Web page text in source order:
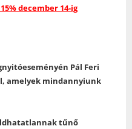
december 14-ig
Pál Feri
amelyek mindannyiunk
tűnő